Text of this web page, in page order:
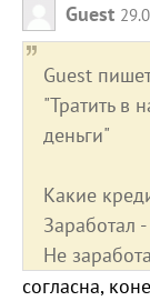
Guest
Guest
"Тратить в
деньги"
Какие
Заработал
Не
согласна,